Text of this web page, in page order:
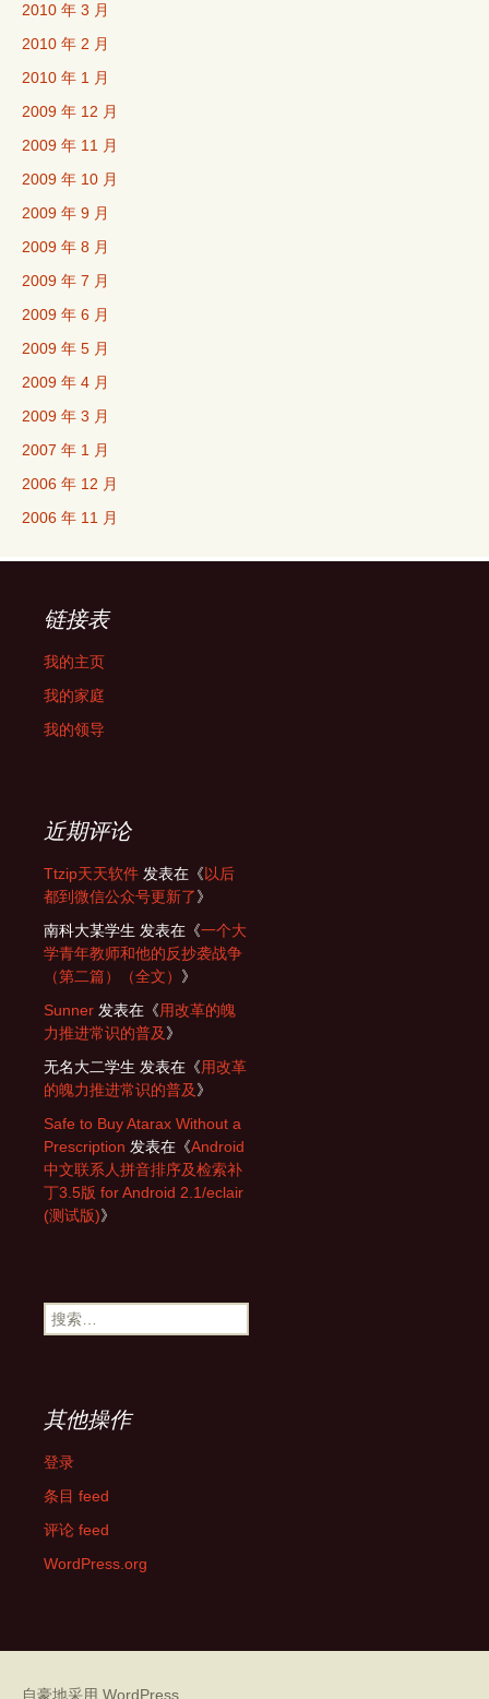
2010 年 3 月
2010 年 2 月
2010 年 1 月
2009 年 12 月
2009 年 11 月
2009 年 10 月
2009 年 9 月
2009 年 8 月
2009 年 7 月
2009 年 6 月
2009 年 5 月
2009 年 4 月
2009 年 3 月
2007 年 1 月
2006 年 12 月
2006 年 11 月
链接表
我的主页
我的家庭
我的领导
近期评论
Ttzip天天软件 发表在《以后
都到微信公众号更新了》
南科大某学生 发表在《一个大
学青年教师和他的反抄袭战争
（第二篇）（全文） 》
Sunner 发表在《用改革的魄
力推进常识的普及》
无名大二学生 发表在《用改革
的魄力推进常识的普及》
Safe to Buy Atarax Without a
Prescription 发表在《Android
中文联系人拼音排序及检索补
丁3.5版 for Android 2.1/eclair
(测试版)》
搜
索：
其他操作
登录
条目 feed
评论 feed
WordPress.org
自豪地采用 WordPress